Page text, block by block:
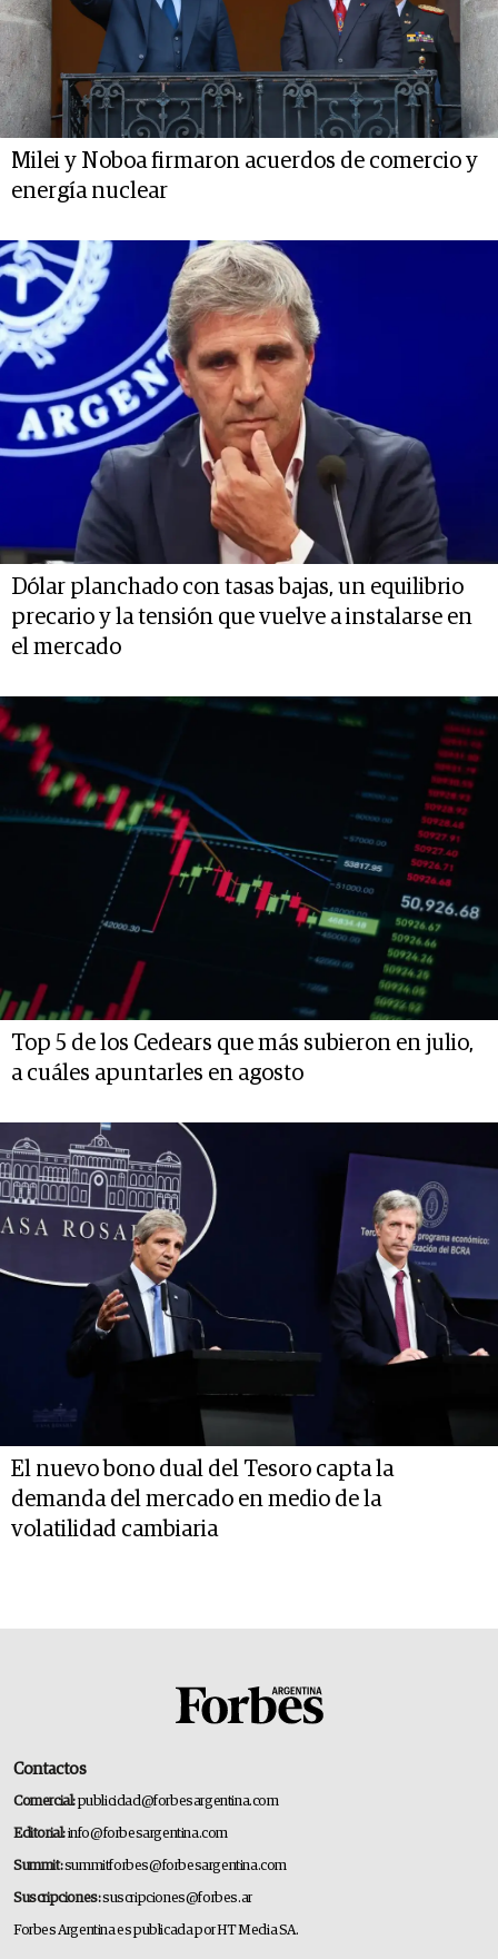
Milei y Noboa firmaron acuerdos de comercio y
energía nuclear
Dólar planchado con tasas bajas, un equilibrio
precario y la tensión que vuelve a instalarse en
el mercado
Top 5 de los Cedears que más subieron en julio,
a cuáles apuntarles en agosto
El nuevo bono dual del Tesoro capta la
demanda del mercado en medio de la
volatilidad cambiaria
Contactos
Comercial:publicidad@forbesargentina.com
Editorial:info@forbesargentina.com
Summit:summitforbes@forbesargentina.com
Suscripciones:suscripciones@forbes.ar
Forbes Argentina es publicada por HT Media SA.